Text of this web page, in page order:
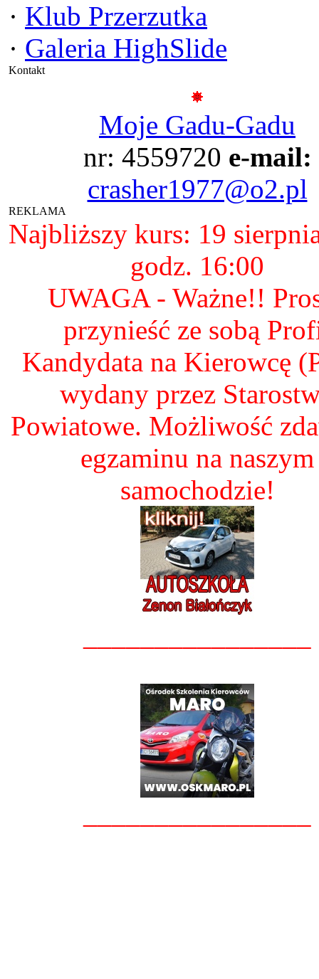
· Klub Przerzutka
· Galeria HighSlide
Kontakt
Moje Gadu-Gadu
nr: 4559720 e-mail:
crasher1977@o2.pl
REKLAMA
Najbliższy kurs: 19
godz. 16:00
UWAGA - Ważne!!
przynieść ze sobą
Kandydata na Kierowcę
wydany przez
Powiatowe. Możliwość
egzaminu na naszym
samochodzie!